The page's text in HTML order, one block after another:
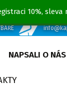
10%,
NAPSALI O NÁS